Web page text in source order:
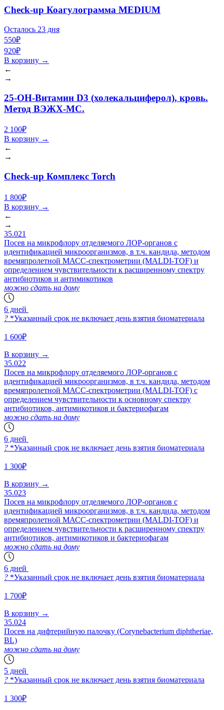
Check-up Коагулограмма MEDIUM
Осталось 23 дня
550₽
920₽
В корзину →
←
→
25-OH-Витамин D3 (холекальциферол), кровь.
Метод ВЭЖХ-МС.
2 100₽
В корзину →
←
→
Check-up Комплекс Torch
1 800₽
В корзину →
←
→
35.021
Посев на микрофлору отделяемого ЛОР-органов с
идентификацией микроорганизмов, в т.ч. кандида, методом
времяпролетной МАСС-спектрометрии (MALDI-TOF) и
определением чувствительности к расширенному спектру
антибиотиков и антимикотиков
можно сдать на дому
6 дней
? *Указанный срок не включает день взятия биоматериала
1 600₽
В корзину →
35.022
Посев на микрофлору отделяемого ЛОР-органов с
идентификацией микроорганизмов, в т.ч. кандида, методом
времяпролетной МАСС-спектрометрии (MALDI-TOF) с
определением чувствительности к основному спектру
антибиотиков, антимикотиков и бактериофагам
можно сдать на дому
6 дней
? *Указанный срок не включает день взятия биоматериала
1 300₽
В корзину →
35.023
Посев на микрофлору отделяемого ЛОР-органов с
идентификацией микроорганизмов, в т.ч. кандида, методом
времяпролетной МАСС-спектрометрии (MALDI-TOF) и
определением чувствительности к расширенному спектру
антибиотиков, антимикотиков и бактериофагам
можно сдать на дому
6 дней
? *Указанный срок не включает день взятия биоматериала
1 700₽
В корзину →
35.024
Посев на дифтерийную палочку (Corynebacterium diphtheriae,
BL)
можно сдать на дому
5 дней
? *Указанный срок не включает день взятия биоматериала
1 300₽